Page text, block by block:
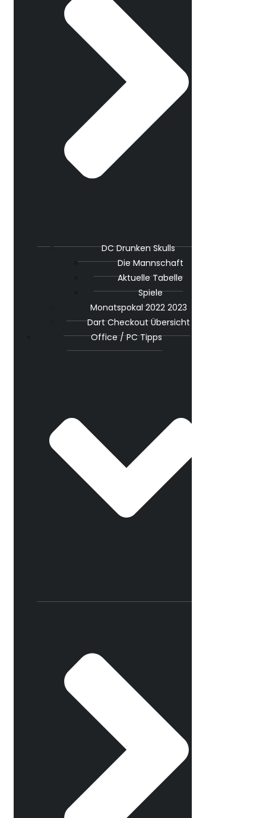
DC Drunken Skulls
Die Mannschaft
Aktuelle Tabelle
Spiele
Monatspokal 2022 2023
Dart Checkout Übersicht
Office / PC Tipps